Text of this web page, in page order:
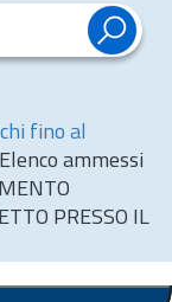
fino al
Elenco ammessi
PRESSO IL